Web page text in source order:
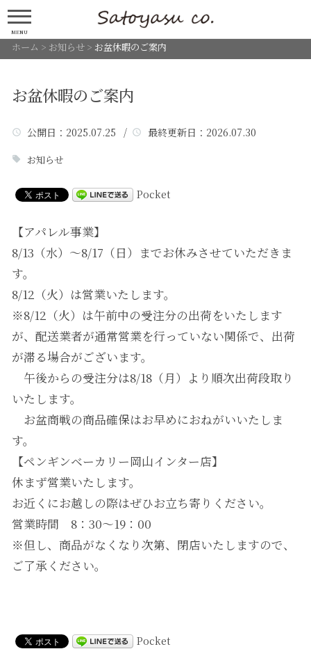
MENU
ホーム > お知らせ> お盆休暇のご案内
お盆休暇のご案内
公開日 ：2025.07.25 / 最終更新日 ：2026.07.30
お知らせ
Pocket
【アパレル事業】
8/13（水）～8/17（日）までお休みさせていただきま
す。
8/12（火）は営業いたします。
※8/12（火）は午前中の受注分の出荷をいたします
が、配送業者が通常営業を行っていない関係で、出荷
が滞る場合がございます。
午後からの受注分は8/18（月）より順次出荷段取り
いたします。
お盆商戦の商品確保はお早めにおねがいいたしま
す。
【ペンギンベーカリー岡山インター店】
休まず営業いたします。
お近くにお越しの際はぜひお立ち寄りください。
営業時間 8：30～19：00
※但し、商品がなくなり次第、閉店いたしますので、
ご了承ください。
Pocket